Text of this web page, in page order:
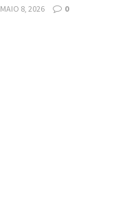
MAIO 8, 2026 0